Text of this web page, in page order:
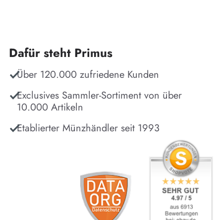
Dafür steht Primus
Über 120.000 zufriedene Kunden
Exclusives Sammler-Sortiment von über
10.000 Artikeln
Etablierter Münzhändler seit 1993